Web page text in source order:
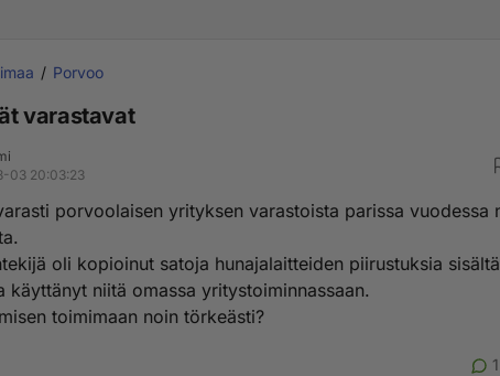
Porvoo
varastavat
03 20:03:23
porvoolaisen yrityksen varastoista parissa vuodessa
oli kopioinut satoja hunajalaitteiden piirustuksia
käyttänyt niitä omassa yritystoiminnassaan.
toimimaan noin törkeästi?
1